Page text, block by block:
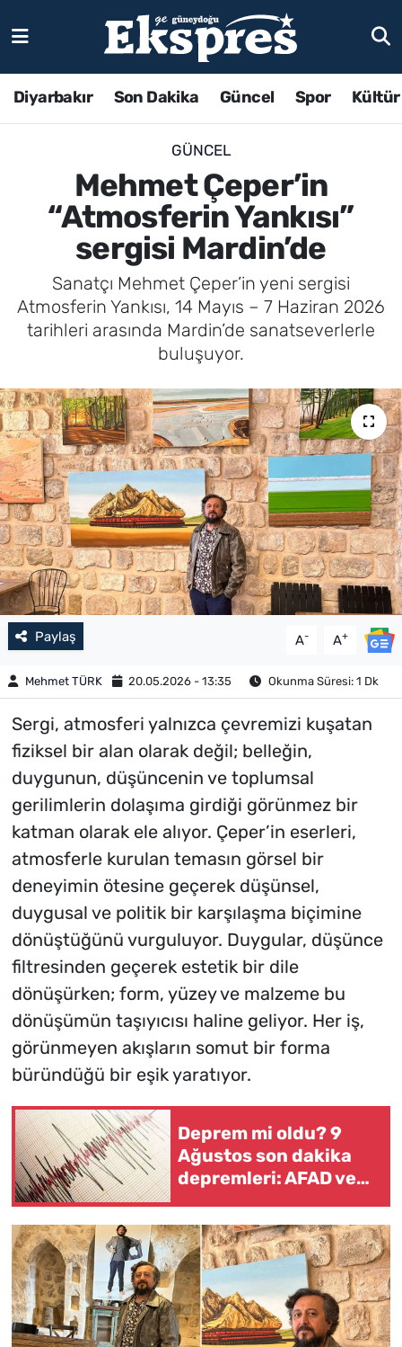
Diyarbakır Son Dakika Güncel Spor
GÜNCEL
Mehmet Çeper’in
“Atmosferin Yankısı”
sergisi Mardin’de
Sanatçı Mehmet Çeper’in yeni sergisi
Atmosferin Yankısı, 14 Mayıs – 7 Haziran 2026
tarihleri arasında Mardin’de sanatseverlerle
buluşuyor.
Paylaş A- A+
Mehmet TÜRK 20.05.2026 - 13:35 Okunma Süresi: 1 Dk
Sergi, atmosferi yalnızca çevremizi kuşatan
fiziksel bir alan olarak değil; belleğin,
duygunun, düşüncenin ve toplumsal
gerilimlerin dolaşıma girdiği görünmez bir
katman olarak ele alıyor. Çeper’in eserleri,
atmosferle kurulan temasın görsel bir
deneyimin ötesine geçerek düşünsel,
duygusal ve politik bir karşılaşma biçimine
dönüştüğünü vurguluyor. Duygular, düşünce
filtresinden geçerek estetik bir dile
dönüşürken; form, yüzey ve malzeme bu
dönüşümün taşıyıcısı haline geliyor. Her iş,
görünmeyen akışların somut bir forma
büründüğü bir eşik yaratıyor.
Deprem mi oldu? 9
Ağustos son dakika
depremleri: AFAD ve
Listesi!